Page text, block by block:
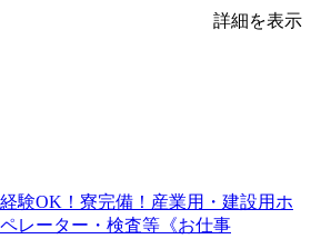
詳細を表示